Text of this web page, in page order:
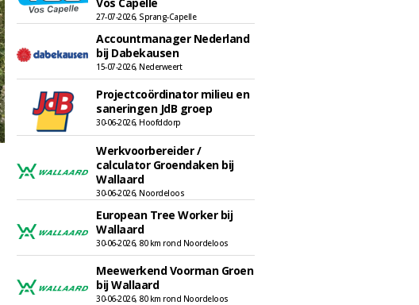
27-07-2026, Sprang-Capelle
Accountmanager Nederland
bij Dabekausen
15-07-2026, Nederweert
Projectcoördinator milieu en
saneringen JdB groep
30-06-2026, Hoofddorp
Werkvoorbereider /
calculator Groendaken bij
Wallaard
30-06-2026, Noordeloos
European Tree Worker bij
Wallaard
30-06-2026, 80 km rond Noordeloos
Meewerkend Voorman Groen
bij Wallaard
30-06-2026, 80 km rond Noordeloos